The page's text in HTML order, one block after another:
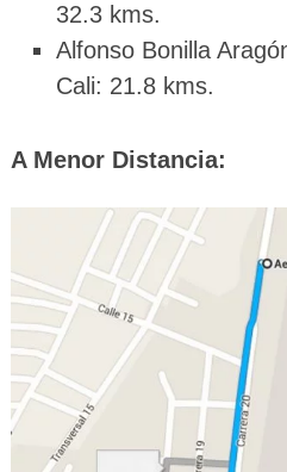
32.3 kms.
Alfonso Bonilla
Cali: 21.8 kms.
A Menor Distancia: